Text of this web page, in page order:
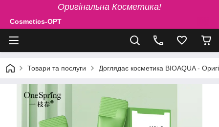
Оригінальна Косметика!
Cosmetics-OPT
Товари та послуги Доглядає косметика BIOAQUA -